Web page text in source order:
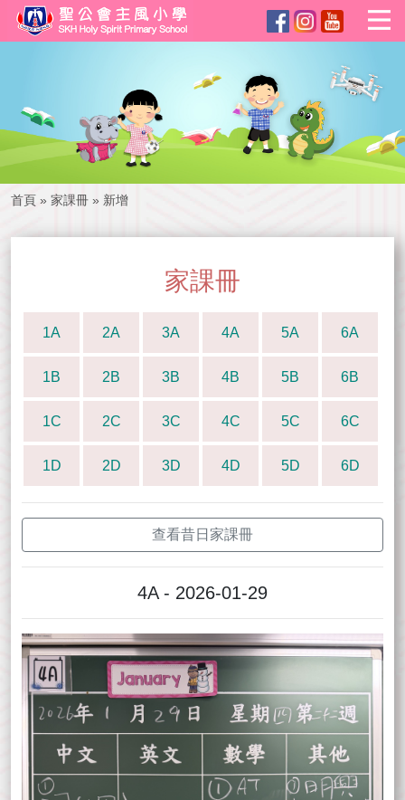
首頁 » 家課冊 » 新增
家課冊
1A 2A 3A 4A 5A 6A
1B 2B 3B 4B 5B 6B
1C 2C 3C 4C 5C 6C
1D 2D 3D 4D 5D 6D
查看昔日家課冊
4A - 2026-01-29